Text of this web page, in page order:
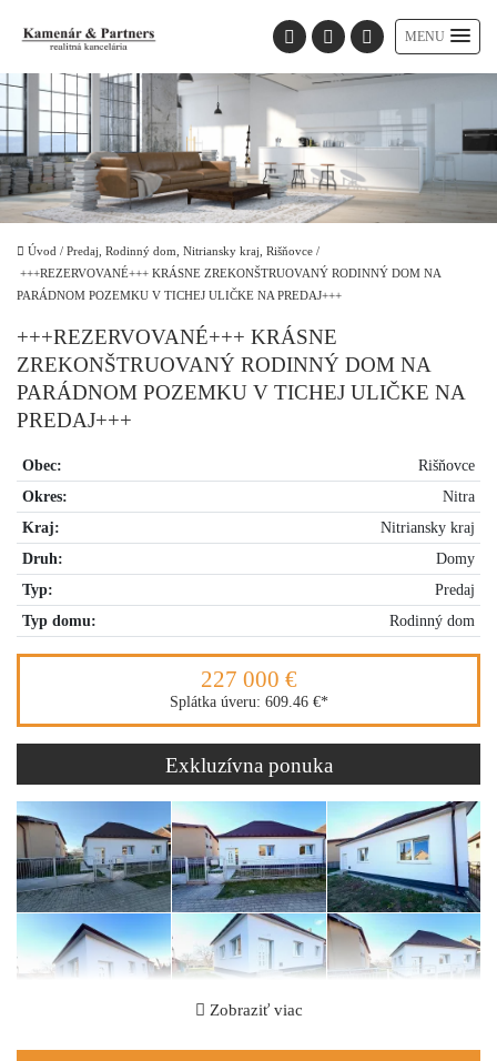
MENU
Úvod / Predaj, Rodinný dom, Nitriansky kraj, Rišňovce /
+++REZERVOVANÉ+++ KRÁSNE ZREKONŠTRUOVANÝ RODINNÝ DOM NA
PARÁDNOM POZEMKU V TICHEJ ULIČKE NA PREDAJ+++
+++REZERVOVANÉ+++ KRÁSNE
ZREKONŠTRUOVANÝ RODINNÝ DOM NA
PARÁDNOM POZEMKU V TICHEJ ULIČKE NA
PREDAJ+++
Obec:
Rišňovce
Okres:
Nitra
Kraj:
Nitriansky kraj
Druh:
Domy
Typ:
Predaj
Typ domu:
Rodinný dom
227 000 €
Splátka úveru: 609.46 €*
Exkluzívna ponuka
Zobraziť viac